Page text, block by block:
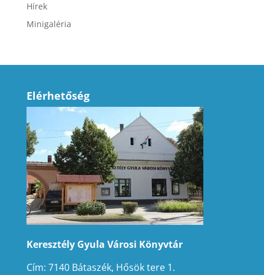
Hírek
Minigaléria
Elérhetőség
Keresztély Gyula Városi Könyvtár
Cím: 7140 Bátaszék, Hősök tere 1.